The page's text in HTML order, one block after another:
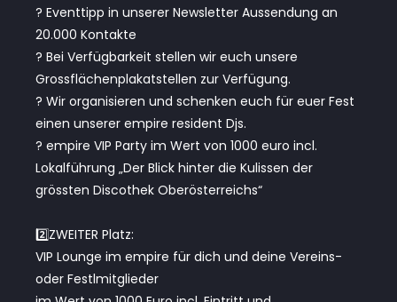
? Eventtipp in unserer Newsletter Aussendung an
20.000 Kontakte
? Bei Verfügbarkeit stellen wir euch unsere
Grossflächenplakatstellen zur Verfügung.
? Wir organisieren und schenken euch für euer Fest
einen unserer empire resident Djs.
? empire VIP Party im Wert von 1000 euro incl.
Lokalführung „Der Blick hinter die Kulissen der
grössten Discothek Oberösterreichs“
2️⃣ZWEITER Platz:
VIP Lounge im empire für dich und deine Vereins-
oder Festlmitglieder